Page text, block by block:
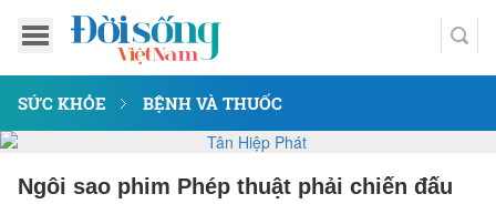
SỨC KHỎE BỆNH VÀ THUỐC
Ngôi sao phim Phép thuật phải chiến đấu